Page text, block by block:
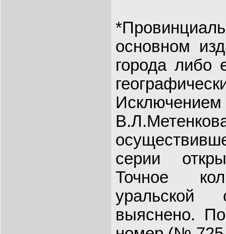
основном
города либо
серии
Точное
выяснено.